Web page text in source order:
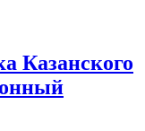
Казанского